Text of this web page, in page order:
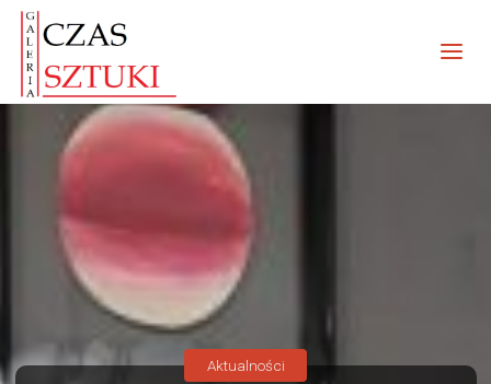
Aktualności